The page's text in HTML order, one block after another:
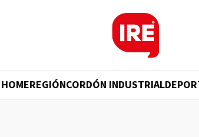
HOMEREGIÓNCORDÓN INDUSTRIAL